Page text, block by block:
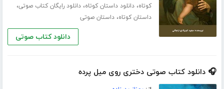
کوتاه،دانلود داستان کوتاه،دانلود رایگان کتاب صوتی،
داستان کوتاه،داستان صوتی
دانلود کتاب صوتی
🎧 دانلود کتاب صوتی دختری روی میل پرده